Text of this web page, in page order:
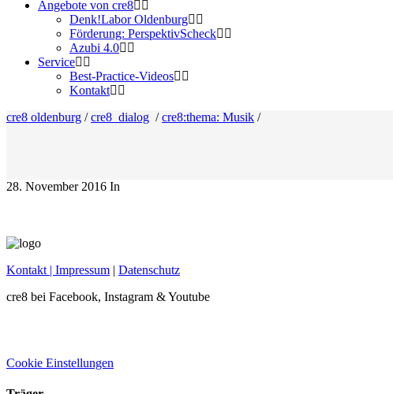
Angebote von cre8
Denk!Labor Oldenburg
Förderung: PerspektivScheck
Azubi 4.0
Service
Best-Practice-Videos
Kontakt
cre8 oldenburg /cre8_dialog /cre8:thema: Musik /
28. November 2016 In
Kontakt | Impressum | Datenschutz
cre8 bei Facebook, Instagram & Youtube
Cookie Einstellungen